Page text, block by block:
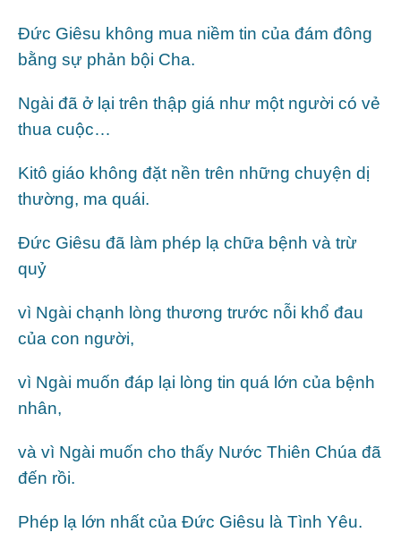
Đức Giêsu không mua niềm tin của đám đông
bằng sự phản bội Cha.
Ngài đã ở lại trên thập giá như một người có vẻ
thua cuộc…
Kitô giáo không đặt nền trên những chuyện dị
thường, ma quái.
Đức Giêsu đã làm phép lạ chữa bệnh và trừ
quỷ
vì Ngài chạnh lòng thương trước nỗi khổ đau
của con người,
vì Ngài muốn đáp lại lòng tin quá lớn của bệnh
nhân,
và vì Ngài muốn cho thấy Nước Thiên Chúa đã
đến rồi.
Phép lạ lớn nhất của Đức Giêsu là Tình Yêu.